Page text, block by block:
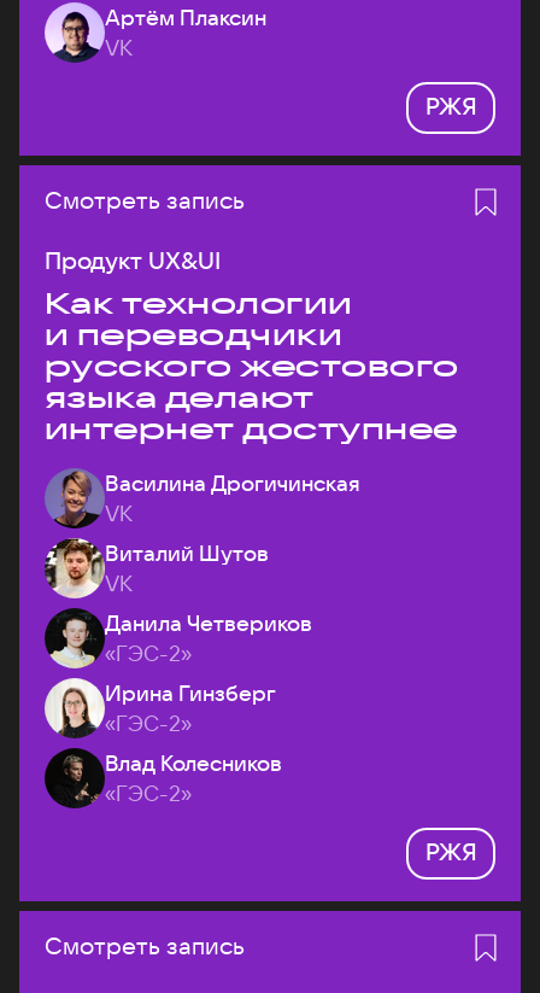
Артём Плаксин
VK
РЖЯ
Смотреть запись
Продукт UX&UI
Как технологии
и переводчики
русского жестового
языка делают
интернет доступнее
Василина Дрогичинская
VK
Виталий Шутов
VK
Данила Четвериков
«ГЭС-2»
Ирина Гинзберг
«ГЭС-2»
Влад Колесников
«ГЭС-2»
РЖЯ
Смотреть запись